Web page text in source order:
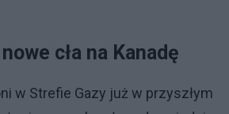
cła na Kanadę
w Strefie Gazy już w przyszłym